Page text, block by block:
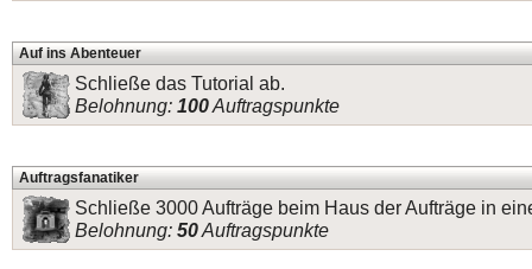
Auf ins Abenteuer
Schließe das Tutorial ab.
Belohnung: 100Auftragspunkte
Auftragsfanatiker
Schließe 3000 Aufträge beim Haus der Aufträge in
Belohnung: 50Auftragspunkte